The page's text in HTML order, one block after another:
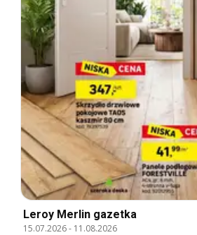
Leroy Merlin gazetka
15.07.2026- 11.08.2026